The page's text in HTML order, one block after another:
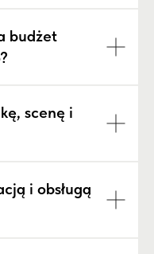
budżet
scenę i
i obsługą